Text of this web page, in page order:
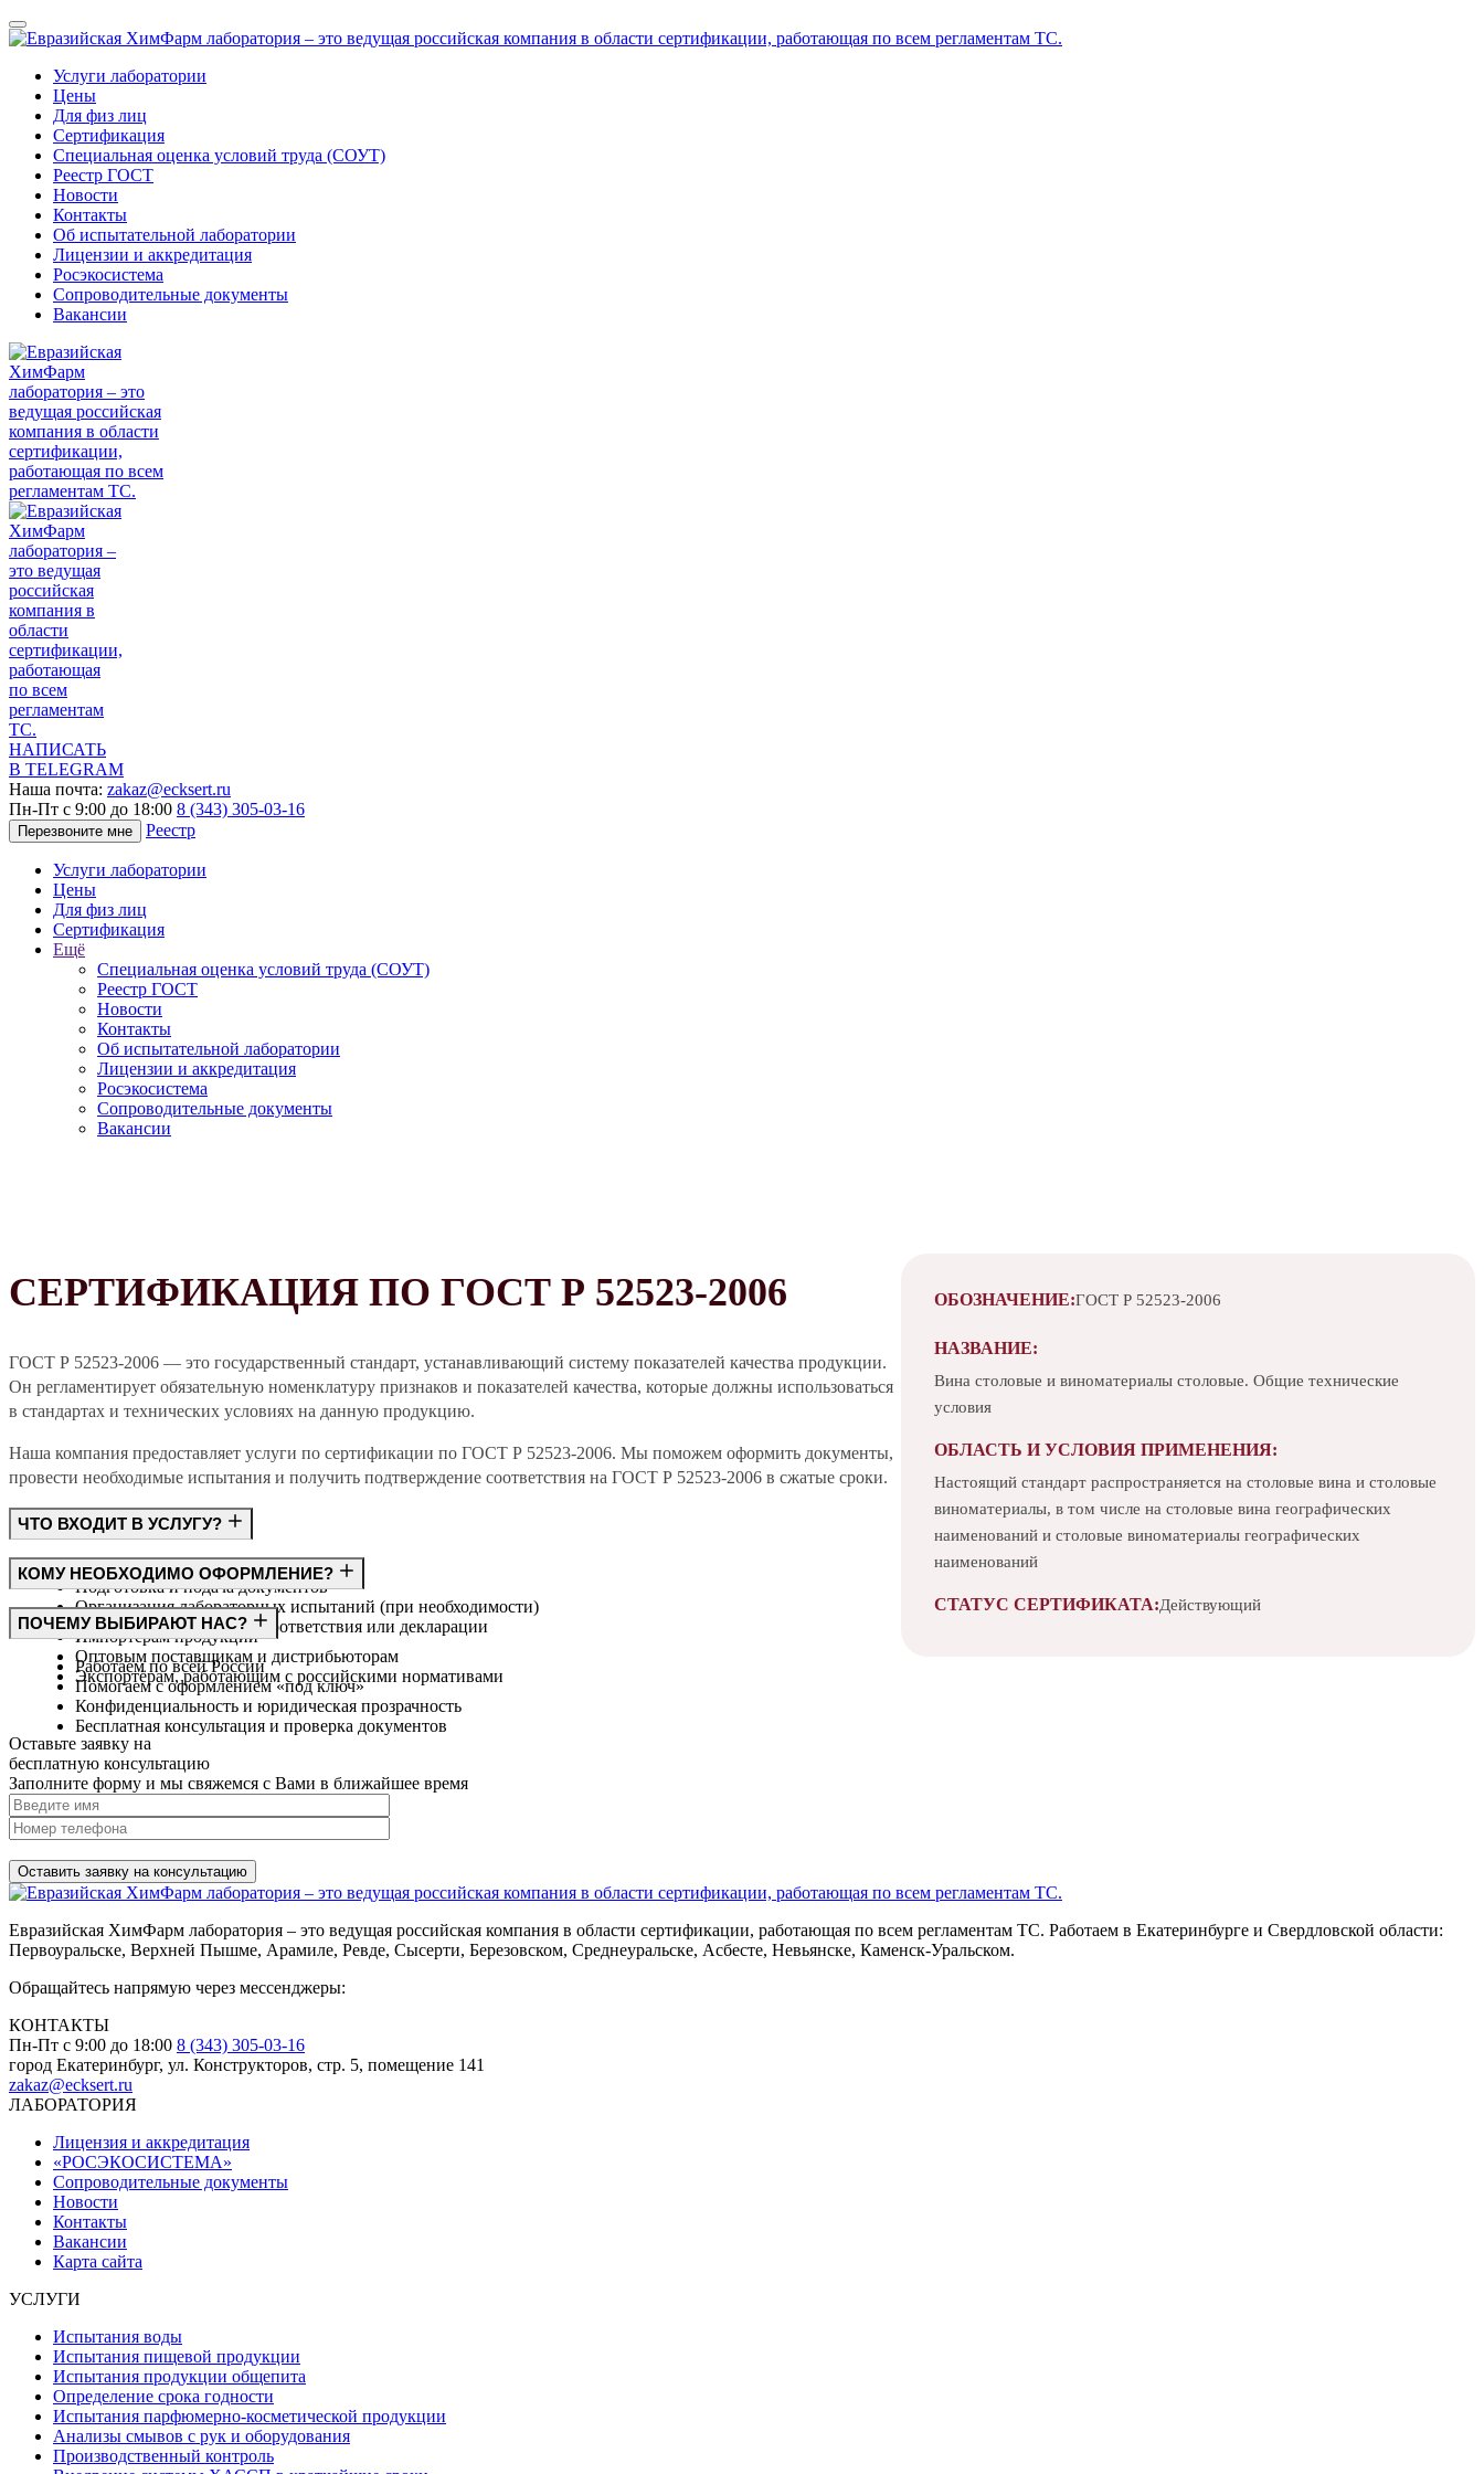
Услуги лаборатории
Цены
Для физ лиц
Сертификация
Специальная оценка условий труда (СОУТ)
Реестр ГОСТ
Новости
Контакты
Об испытательной лаборатории
Лицензии и аккредитация
Росэкосистема
Сопроводительные документы
Вакансии
НАПИСАТЬ
В TELEGRAM
Наша почта: zakaz@ecksert.ru
Пн-Пт с 9:00 до 18:00 8 (343) 305-03-16
Перезвоните мне Реестр
Услуги лаборатории
Цены
Для физ лиц
Сертификация
Ещё
Специальная оценка условий труда (СОУТ)
Реестр ГОСТ
Новости
Контакты
Об испытательной лаборатории
Лицензии и аккредитация
Росэкосистема
Сопроводительные документы
Вакансии
СЕРТИФИКАЦИЯ ПО ГОСТ Р 52523-2006
ГОСТ Р 52523-2006 — это государственный стандарт, устанавливающий систему показателей качества продукции.
Он регламентирует обязательную номенклатуру признаков и показателей качества, которые должны использоваться
в стандартах и технических условиях на данную продукцию.
Наша компания предоставляет услуги по сертификации по ГОСТ Р 52523-2006. Мы поможем оформить документы,
провести необходимые испытания и получить подтверждение соответствия на ГОСТ Р 52523-2006 в сжатые сроки.
ЧТО ВХОДИТ В УСЛУГУ?
Консультация по требованиям ГОСТ
Подготовка и подача документов
Организация лабораторных испытаний (при необходимости)
Получение сертификата соответствия или декларации
КОМУ НЕОБХОДИМО ОФОРМЛЕНИЕ?
Производителям
Импортёрам продукции
Оптовым поставщикам и дистрибьюторам
Экспортёрам, работающим с российскими нормативами
ПОЧЕМУ ВЫБИРАЮТ НАС?
Работаем по всей России
Помогаем с оформлением «под ключ»
Конфиденциальность и юридическая прозрачность
Бесплатная консультация и проверка документов
ОБОЗНАЧЕНИЕ:ГОСТ Р 52523-2006
НАЗВАНИЕ:
Вина столовые и виноматериалы столовые. Общие технические
условия
ОБЛАСТЬ И УСЛОВИЯ ПРИМЕНЕНИЯ:
Настоящий стандарт распространяется на столовые вина и столовые
виноматериалы, в том числе на столовые вина географических
наименований и столовые виноматериалы географических
наименований
СТАТУС СЕРТИФИКАТА:Действующий
Оставьте заявку на
бесплатную консультацию
Заполните форму и мы свяжемся с Вами в ближайшее время
Евразийская ХимФарм лаборатория – это ведущая российская компания в области сертификации, работающая по всем регламентам ТС. Работаем в Екатеринбурге и Свердловской области:
Первоуральске, Верхней Пышме, Арамиле, Ревде, Сысерти, Березовском, Среднеуральске, Асбесте, Невьянске, Каменск-Уральском.
Обращайтесь напрямую через мессенджеры:
КОНТАКТЫ
Пн-Пт с 9:00 до 18:00 8 (343) 305-03-16
город Екатеринбург, ул. Конструкторов, стр. 5, помещение 141
zakaz@ecksert.ru
ЛАБОРАТОРИЯ
Лицензия и аккредитация
«РОСЭКОСИСТЕМА»
Сопроводительные документы
Новости
Контакты
Вакансии
Карта сайта
УСЛУГИ
Испытания воды
Испытания пищевой продукции
Испытания продукции общепита
Определение срока годности
Испытания парфюмерно-косметической продукции
Анализы смывов с рук и оборудования
Производственный контроль